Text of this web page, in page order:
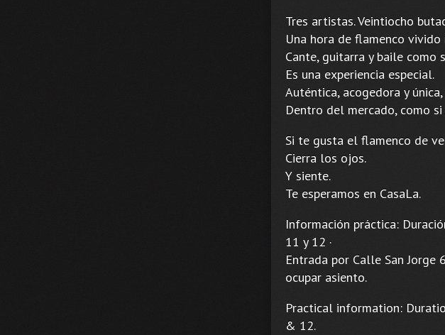
Tres artistas. Veintiocho
Una hora de flamenco vivido
Cante, guitarra y baile como
Es una experiencia especial.
Auténtica, acogedora y
Dentro del mercado, como
Si te gusta el flamenco de
Cierra los ojos.
Y siente.
Te esperamos en CasaLa.
Información práctica:
11 y 12 ·
Entrada por Calle San Jorge
ocupar asiento.
Practical information:
& 12.